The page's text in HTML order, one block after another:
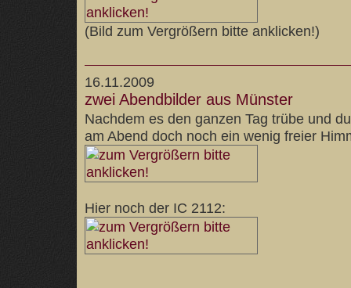
(Bild zum Vergrößern bitte anklicken!)
16.11.2009
zwei Abendbilder aus Münster
Nachdem es den ganzen Tag trübe und
am Abend doch noch ein wenig freier
Hier noch der IC 2112: